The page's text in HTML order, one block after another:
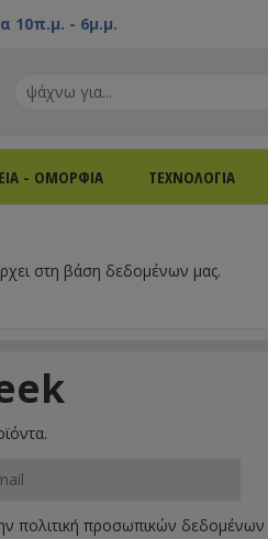
10π.μ. - 6μ.μ.
- ΟΜΟΡΦΙΑ ΤΕΧΝΟΛΟΓΙΑ
στη βάση δεδομένων μας.
πολιτική προσωπικών δεδομένων